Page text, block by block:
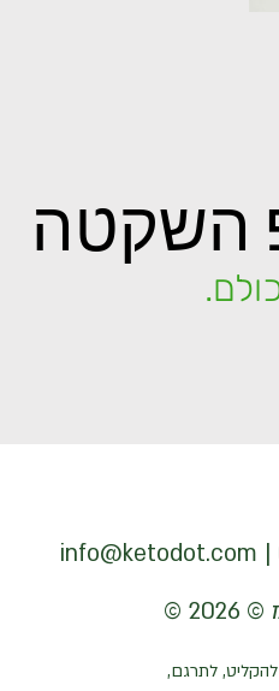
השקטה
info@ketodot.com
לתרגם,